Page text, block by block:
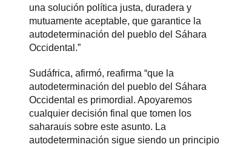
una solución política justa, duradera y
mutuamente aceptable, que garantice la
autodeterminación del pueblo del Sáhara
Occidental.”
Sudáfrica, afirmó, reafirma “que la
autodeterminación del pueblo del Sáhara
Occidental es primordial. Apoyaremos
cualquier decisión final que tomen los
saharauis sobre este asunto. La
autodeterminación sigue siendo un principio